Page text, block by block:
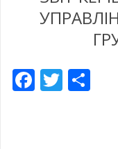
Facebook